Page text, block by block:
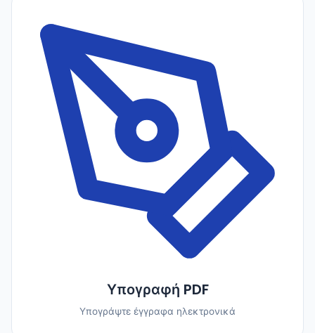
Υπογραφή PDF
Υπογράψτε έγγραφα ηλεκτρονικά